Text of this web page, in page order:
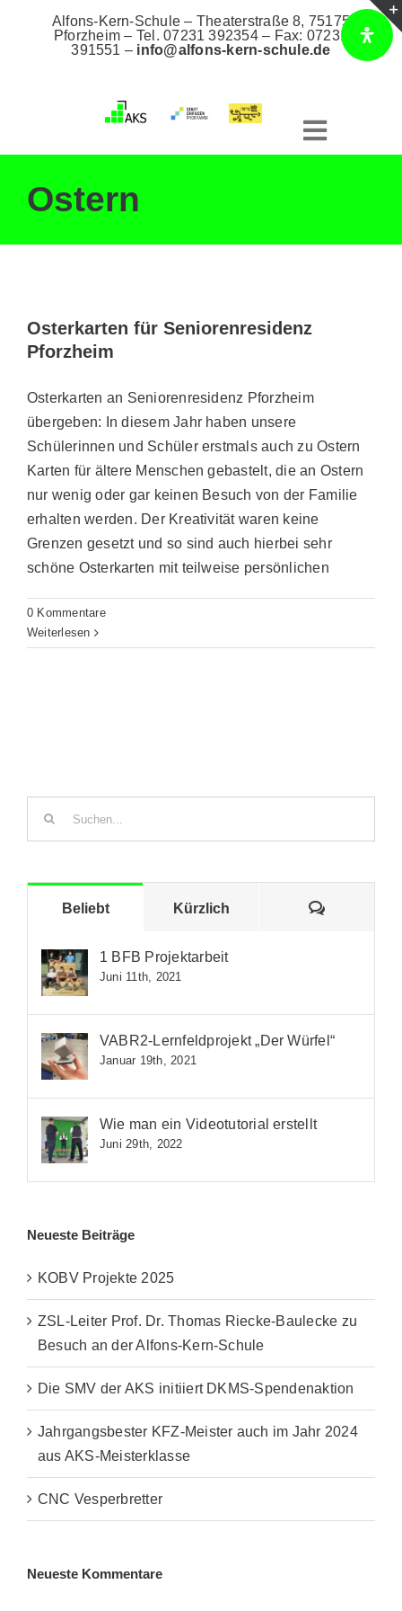
Alfons-Kern-Schule – Theaterstraße 8, 75175
Pforzheim – Tel. 07231 392354– Fax: 07231
391551 – info@alfons-kern-schule.de
Toggle
Home
Bildungsangebote
Förderverein
Suche
nach:
Ostern
Osterkarten für Seniorenresidenz
Pforzheim
Osterkarten an Seniorenresidenz Pforzheim
übergeben: In diesem Jahr haben unsere
Schülerinnen und Schüler erstmals auch zu Ostern
Karten für ältere Menschen gebastelt, die an Ostern
nur wenig oder gar keinen Besuch von der Familie
erhalten werden. Der Kreativität waren keine
Grenzen gesetzt und so sind auch hierbei sehr
schöne Osterkarten mit teilweise persönlichen
0 Kommentare
Weiterlesen
Beliebt Kürzlich
1 BFB Projektarbeit
Juni 11th, 2021
VABR2-Lernfeldprojekt „Der Würfel“
Januar 19th, 2021
Wie man ein Videotutorial erstellt
Juni 29th, 2022
Neueste Beiträge
KOBV Projekte 2025
ZSL-Leiter Prof. Dr. Thomas Riecke-Baulecke zu
Besuch an der Alfons-Kern-Schule
Die SMV der AKS initiiert DKMS-Spendenaktion
Jahrgangsbester KFZ-Meister auch im Jahr 2024
aus AKS-Meisterklasse
CNC Vesperbretter
Neueste Kommentare